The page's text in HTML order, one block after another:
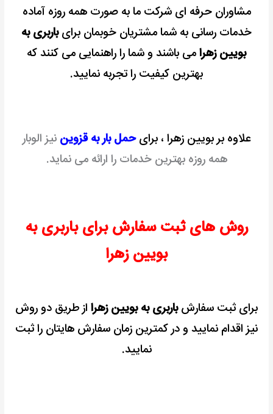
مشاوران حرفه ای شرکت ما به صورت همه روزه آماده
خدمات رسانی به شما مشتریان خوبمان برایباربری به
بویین زهرامی باشند و شما را راهنمایی می کنند که
بهترین کیفیت را تجربه نمایید.
علاوه بر بویین زهرا ، برایحمل بار به قزوین نیز الوبار
همه روزه بهترین خدمات را ارائه می نماید.
روش های ثبت سفارش برای باربری به
بویین زهرا
برای ثبت سفارشباربری به بویین زهرا از طریق دو روش
نیز اقدام نمایید و در کمترین زمان سفارش هایتان را ثبت
نمایید.